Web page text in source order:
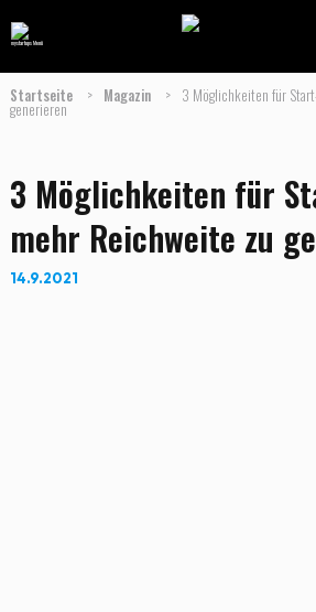
Startseite > Magazin > 3 Möglichkeiten für
generieren
3 Möglichkeiten für
mehr Reichweite zu
14.9.2021